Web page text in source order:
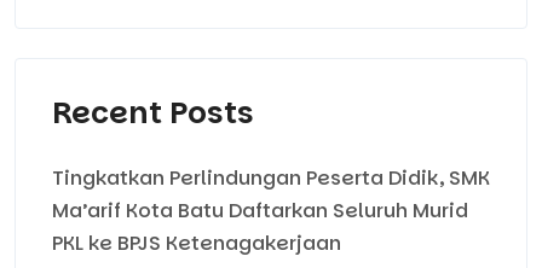
Recent Posts
Tingkatkan Perlindungan Peserta Didik, SMK
Ma’arif Kota Batu Daftarkan Seluruh Murid
PKL ke BPJS Ketenagakerjaan